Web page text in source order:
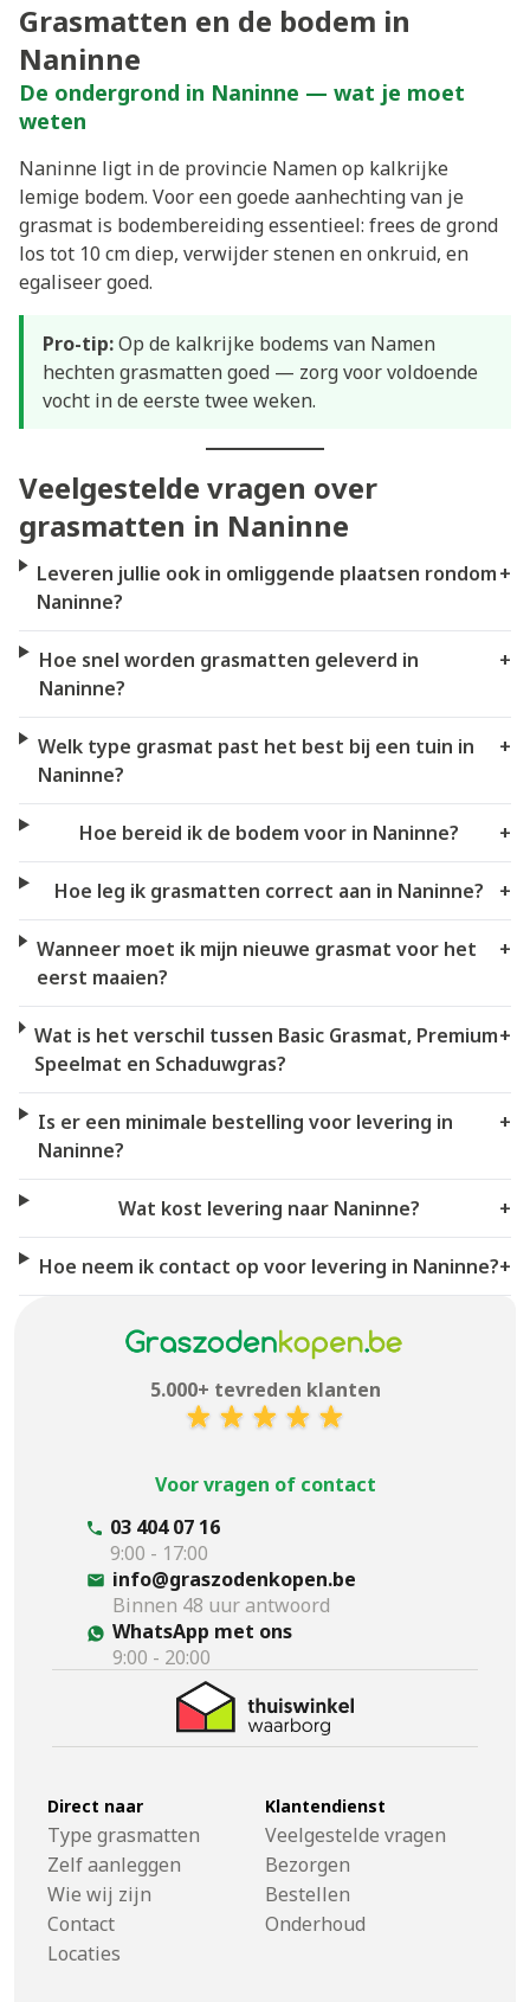
Grasmatten en de bodem in
Naninne
De ondergrond in Naninne — wat je moet
weten
Naninne ligt in de provincie Namen op kalkrijke
lemige bodem. Voor een goede aanhechting van je
grasmat is bodembereiding essentieel: frees de grond
los tot 10 cm diep, verwijder stenen en onkruid, en
egaliseer goed.
Pro-tip:Op de kalkrijke bodems van Namen
hechten grasmatten goed — zorg voor voldoende
vocht in de eerste twee weken.
Veelgestelde vragen over
grasmatten in Naninne
Leveren jullie ook in omliggende plaatsen rondom
Naninne?
+
Hoe snel worden grasmatten geleverd in
Naninne?
+
Welk type grasmat past het best bij een tuin in
Naninne?
+
Hoe bereid ik de bodem voor in Naninne? +
Hoe leg ik grasmatten correct aan in Naninne? +
Wanneer moet ik mijn nieuwe grasmat voor het
eerst maaien?
+
Wat is het verschil tussen Basic Grasmat, Premium
Speelmat en Schaduwgras?
+
Is er een minimale bestelling voor levering in
Naninne?
+
Wat kost levering naar Naninne? +
Hoe neem ik contact op voor levering in Naninne?+
5.000+ tevreden klanten
Voor vragen of contact
03 404 07 16
9:00 - 17:00
info@graszodenkopen.be
Binnen 48 uur antwoord
WhatsApp met ons
9:00 - 20:00
Direct naar
Type grasmatten
Zelf aanleggen
Wie wij zijn
Contact
Locaties
Klantendienst
Veelgestelde vragen
Bezorgen
Bestellen
Onderhoud